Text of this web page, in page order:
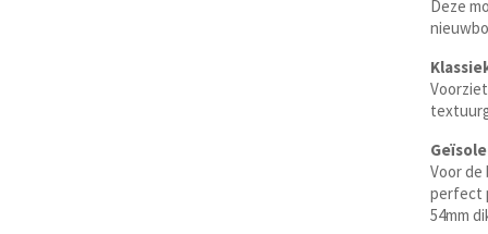
Deze
Voor
perfect
54mm